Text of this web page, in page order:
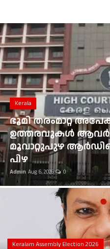
Entertainment
Sports
Food
Gulf News
Loksabha Election 2024
Technology
Health
Jobs Mall
Career
Kerala
ഭൂമി തരംമാറ്റ
ഉത്തരവുകൾ
മൂവാറ്റുപുഴ
പിഴ
Admin Aug 6, 2026 0
Keralam Assembly Election 2026